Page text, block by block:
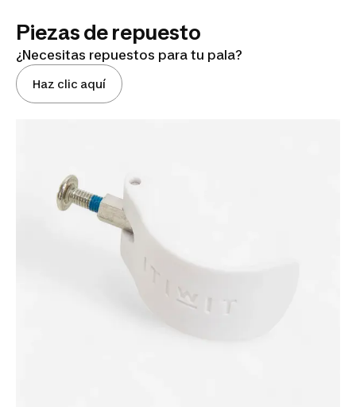
Piezas de repuesto
¿Necesitas repuestos para tu pala?
Haz clic aquí